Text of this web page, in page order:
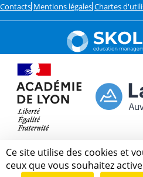
Contacts Mentions légales Chartes
Ce site utilise des cookies et
ceux que vous souhaitez